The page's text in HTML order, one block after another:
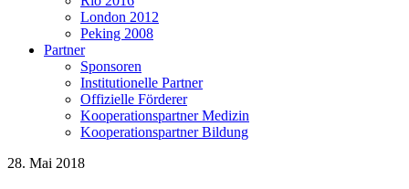
London 2012
Peking 2008
Partner
Sponsoren
Institutionelle Partner
Offizielle Förderer
Kooperationspartner Medizin
Kooperationspartner Bildung
28. Mai 2018